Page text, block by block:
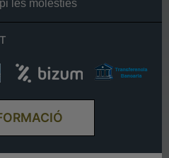
les molèsties